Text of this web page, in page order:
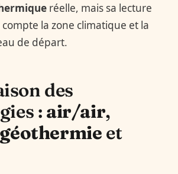
réelle, mais sa lecture
la zone climatique et la
de départ.
des
: air/air,
géothermie et